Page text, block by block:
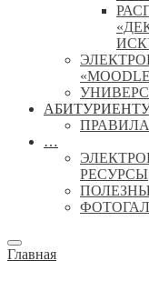
…
РЕСУРСЫ
Главная